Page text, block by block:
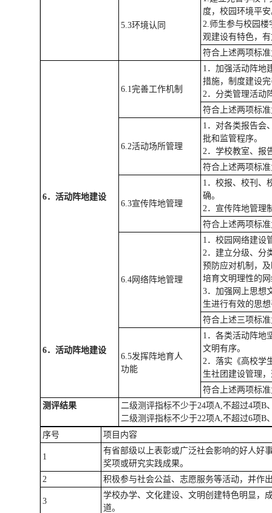
5.3环境认同
度，校园环境平
2.师生参与校园
观建设有特色，
符合上述两项标
6．活动阵地建设
6．活动阵地建设
6.1完善工作机制
1．加强活动阵地
措施，制度建设
2．分类管理活动
符合上述两项标
6.2活动场所管理
1．对各类报告会
批和监管程序。
2．学校教室、报
符合上述两项标
6.3宣传阵地管理
1．校报、校刊、
确。
2．宣传阵地管理
符合上述两项标
6.4网络阵地管理
1．校园网络建设
2．建立分级、分
预防应对机制，
培育文明理性的
3．加强网上思想
生进行有效的思
符合上述三项标
6.5发挥阵地育人
功能
1．各类活动阵地
文明有序。
2．落实《高校学
生社团建设管理
符合上述两项标
测评结果
二级测评指标不少于24项A,不超过4项
二级测评指标不少于22项A,不超过6项
序号
项目内容
1
有省部级以上表彰或广泛社会影响的好人好
奖项或研究实践成果。
2
积极参与社会公益、志愿服务等活动，并作
3
学校办学、文化建设、文明创建特色明显，
道。